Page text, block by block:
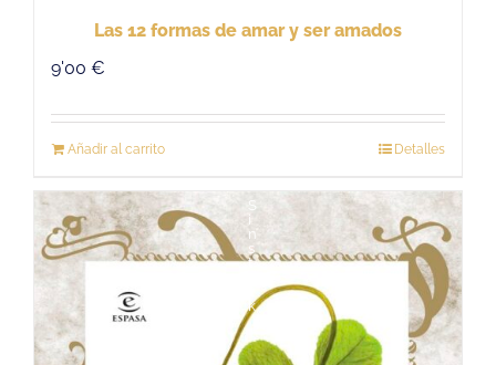
Las 12 formas de amar y ser amados
9'00 €
Añadir al carrito Detalles
S
i
n
s
t
k